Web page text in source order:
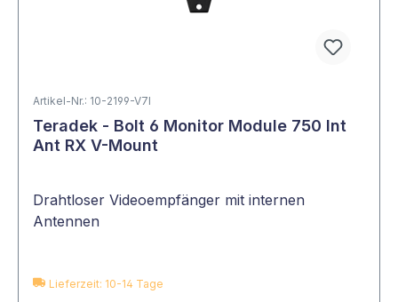
Artikel-Nr.: 10-2199-V7I
Teradek - Bolt 6 Monitor Module 750 Int
Ant RX V-Mount
Drahtloser Videoempfänger mit internen
Antennen
Lieferzeit: 10-14 Tage